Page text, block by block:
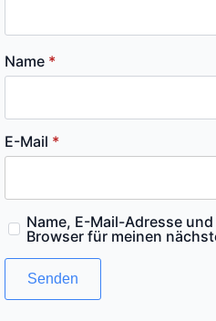
Name *
E-Mail *
Name, E-Mail-Adresse
Browser für meinen